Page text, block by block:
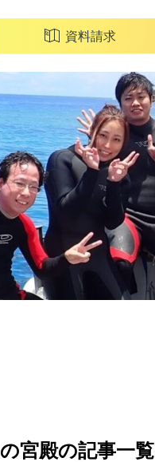
資料請求
宮殿の記事一覧